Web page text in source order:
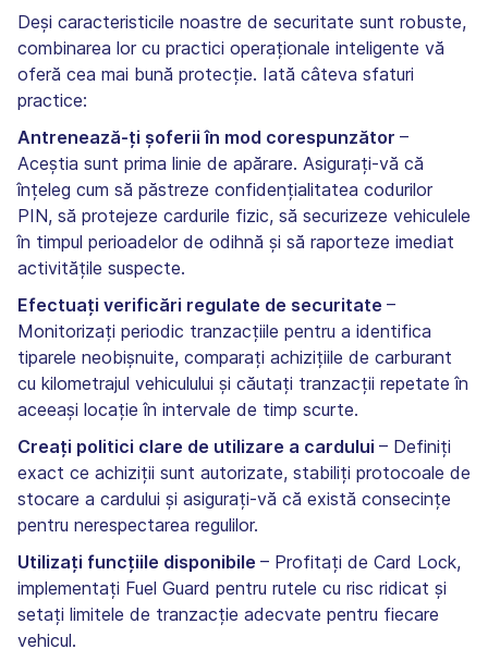
Deși caracteristicile noastre de securitate sunt robuste,
combinarea lor cu practici operaționale inteligente vă
oferă cea mai bună protecție. Iată câteva sfaturi
practice:
Antrenează-ți șoferii în mod corespunzător –
Aceștia sunt prima linie de apărare. Asigurați-vă că
înțeleg cum să păstreze confidențialitatea codurilor
PIN, să protejeze cardurile fizic, să securizeze vehiculele
în timpul perioadelor de odihnă și să raporteze imediat
activitățile suspecte.
Efectuați verificări regulate de securitate –
Monitorizați periodic tranzacțiile pentru a identifica
tiparele neobișnuite, comparați achizițiile de carburant
cu kilometrajul vehiculului și căutați tranzacții repetate în
aceeași locație în intervale de timp scurte.
Creați politici clare de utilizare a cardului – Definiți
exact ce achiziții sunt autorizate, stabiliți protocoale de
stocare a cardului și asigurați-vă că există consecințe
pentru nerespectarea regulilor.
Utilizați funcțiile disponibile – Profitați de Card Lock,
implementați Fuel Guard pentru rutele cu risc ridicat și
setați limitele de tranzacție adecvate pentru fiecare
vehicul.